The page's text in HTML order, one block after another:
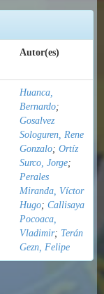
Autor(es)
Huanca,
Bernardo;
Gosalvez
Sologuren, Rene
Gonzalo; Ortíz
Surco, Jorge;
Perales
Miranda, Víctor
Hugo; Callisaya
Pocoaca,
Vladimir; Terán
Gezn, Felipe